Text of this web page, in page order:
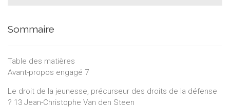
Sommaire
Table des matières
Avant-propos engagé 7
Le droit de la jeunesse, précurseur des droits de la défense
? 13 Jean-Christophe Van den Steen